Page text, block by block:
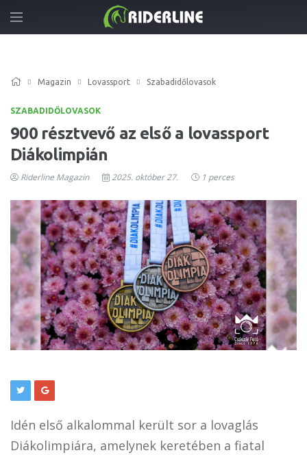
Magazin Lovassport Szabadidőlovasok
SZABADIDŐLOVASOK
900 résztvevő az első a lovassport
Diákolimpián
Riderline Magazin 2025. október 27. 1 perces
Idén első alkalommal került sor a lovaglás
Diákolimpiára, amelynek keretében a fiatal